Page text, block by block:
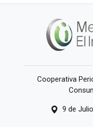
Cooperativa
9 de